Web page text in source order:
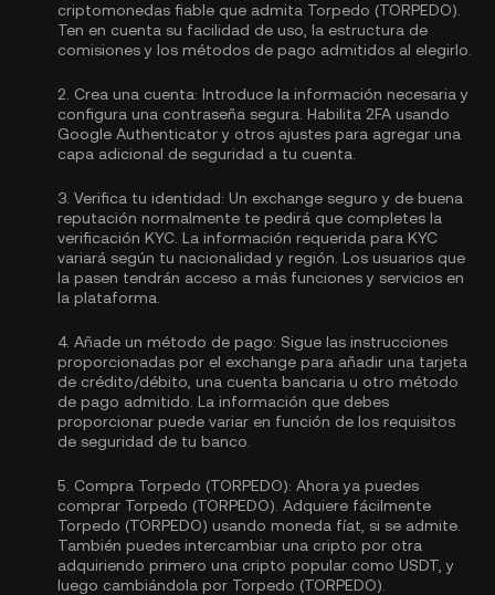
criptomonedas fiable que admita Torpedo (TORPEDO).
Ten en cuenta su facilidad de uso, la estructura de
comisiones y los métodos de pago admitidos al elegirlo.
2. Crea una cuenta: Introduce la información necesaria y
configura una contraseña segura. Habilita 2FA usando
Google Authenticatory otros ajustes para agregar una
capa adicional de seguridad a tu cuenta.
3. Verifica tu identidad: Un exchange seguro y de buena
reputación normalmente te pedirá que completes la
verificación KYC. La información requerida para KYC
variará según tu nacionalidad y región. Los usuarios que
la pasen tendrán acceso a más funciones y servicios en
la plataforma.
4. Añade un método de pago: Sigue las instrucciones
proporcionadas por el exchange para añadir una tarjeta
de crédito/débito, una cuenta bancaria u otro método
de pago admitido. La información que debes
proporcionar puede variar en función de los requisitos
de seguridad de tu banco.
5. Compra Torpedo (TORPEDO): Ahora ya puedes
comprar Torpedo (TORPEDO). Adquiere fácilmente
Torpedo (TORPEDO) usando moneda fíat, si se admite.
También puedes intercambiar una cripto por otra
adquiriendo primero una cripto popular como USDT , y
luego cambiándola por Torpedo (TORPEDO).